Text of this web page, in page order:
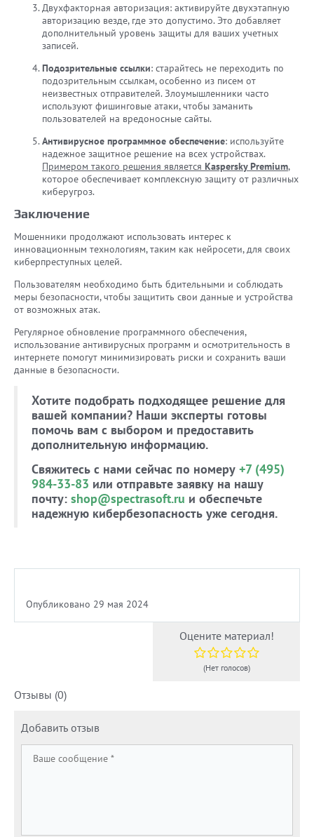
Двухфакторная авторизация: активируйте двухэтапную
авторизацию везде, где это допустимо. Это добавляет
дополнительный уровень защиты для ваших учетных
записей.
Подозрительные ссылки: старайтесь не переходить по
подозрительным ссылкам, особенно из писем от
неизвестных отправителей. Злоумышленники часто
используют фишинговые атаки, чтобы заманить
пользователей на вредоносные сайты.
Антивирусное программное обеспечение: используйте
надежное защитное решение на всех устройствах.
Примером такого решения является Kaspersky Premium,
которое обеспечивает комплексную защиту от различных
киберугроз.
Заключение
Мошенники продолжают использовать интерес к
инновационным технологиям, таким как нейросети, для своих
киберпреступных целей.
Пользователям необходимо быть бдительными и соблюдать
меры безопасности, чтобы защитить свои данные и устройства
от возможных атак.
Регулярное обновление программного обеспечения,
использование антивирусных программ и осмотрительность в
интернете помогут минимизировать риски и сохранить ваши
данные в безопасности.
Хотите подобрать подходящее решение для
вашей компании? Наши эксперты готовы
помочь вам с выбором и предоставить
дополнительную информацию.
Свяжитесь с нами сейчас по номеру +7 (495)
984-33-83 или отправьте заявку на нашу
почту: shop@spectrasoft.ru и обеспечьте
надежную кибербезопасность уже сегодня.
Опубликовано 29 мая 2024
Оцените материал!
(Нет голосов)
Отзывы (0)
Добавить отзыв